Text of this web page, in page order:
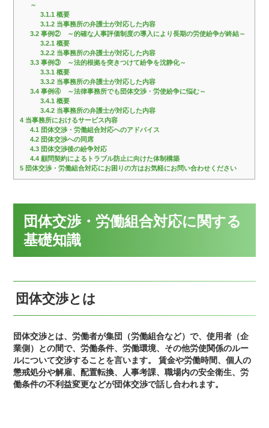
～
3.1.1概要
3.1.2当事務所の弁護士が対応した内容
3.2 事例② ～的確な人事評価制度の導入により長期の労使紛争が終結～
3.2.1概要
3.2.2当事務所の弁護士が対応した内容
3.3 事例③ ～法的根拠を突きつけて紛争を沈静化～
3.3.1概要
3.3.2当事務所の弁護士が対応した内容
3.4 事例④ ～法律事務所でも団体交渉・労使紛争に悩む～
3.4.1概要
3.4.2当事務所の弁護士が対応した内容
4 当事務所におけるサービス内容
4.1 団体交渉・労働組合対応へのアドバイス
4.2 団体交渉への同席
4.3 団体交渉後の紛争対応
4.4 顧問契約によるトラブル防止に向けた体制構築
5 団体交渉・労働組合対応にお困りの方はお気軽にお問い合わせください
団体交渉・労働組合対応に関する
基礎知識
団体交渉とは
団体交渉とは、労働者が集団（労働組合など）で、使用者（企
業側）との間で、労働条件、労働環境、その他労使関係のルー
ルについて交渉することを言います。 賃金や労働時間、個人の
懲戒処分や解雇、配置転換、人事考課、職場内の安全衛生、労
働条件の不利益変更などが団体交渉で話し合われます。